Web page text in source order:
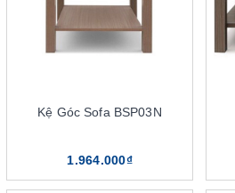
Những mẫu bàn sofa thông minh có
kích thước, hình dáng phong phú.
đa dạng, mang đến cho người dùng
hiện đại thì có thể chọn mẫu bàn
Kệ Góc Sofa BSP03N
1.964.000₫